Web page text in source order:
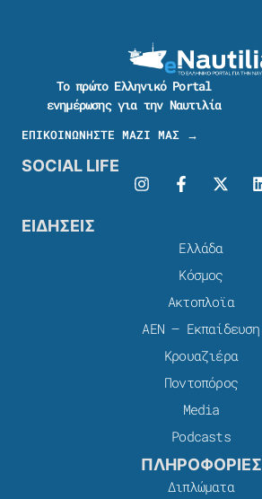
Το πρώτο Ελληνικό Portal
ενημέρωσης για την Ναυτιλία
ΕΠΙΚΟΙΝΩΝΗΣΤΕ ΜΑΖΙ ΜΑΣ →
SOCIAL LIFE
ΕΙΔΗΣΕΙΣ
Ελλάδα
Κόσμος
Ακτοπλοϊα
ΑΕΝ – Εκπαίδευση
Κρουαζιέρα
Ποντοπόρος
Media
Podcasts
ΠΛΗΡΟΦΟΡΙΕΣ
Διπλώματα